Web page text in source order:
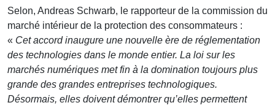
Selon, Andreas Schwarb, le rapporteur de la commission du
marché intérieur de la protection des consommateurs :
« Cet accord inaugure une nouvelle ère de réglementation
des technologies dans le monde entier. La loi sur les
marchés numériques met fin à la domination toujours plus
grande des grandes entreprises technologiques.
Désormais, elles doivent démontrer qu’elles permettent